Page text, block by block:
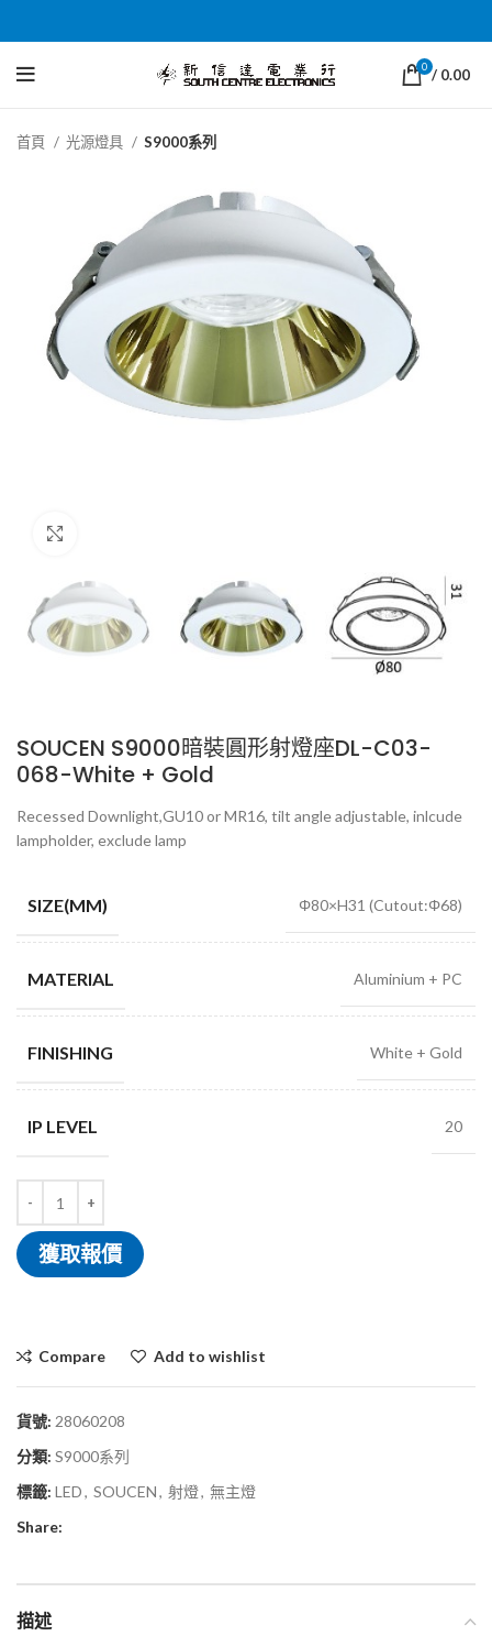
0 / 0.00
首頁 光源燈具 S9000系列
SOUCEN S9000暗裝圓形射燈座DL-C03-
068-White + Gold
Recessed Downlight,GU10 or MR16, tilt angle adjustable, inlcude
lampholder, exclude lamp
SIZE(MM) Φ80×H31 (Cutout:Φ68)
MATERIAL Aluminium + PC
FINISHING White + Gold
IP LEVEL 20
獲取報價
Compare Add to wishlist
貨號: 28060208
分類: S9000系列
標籤: LED, SOUCEN, 射燈, 無主燈
Share:
描述